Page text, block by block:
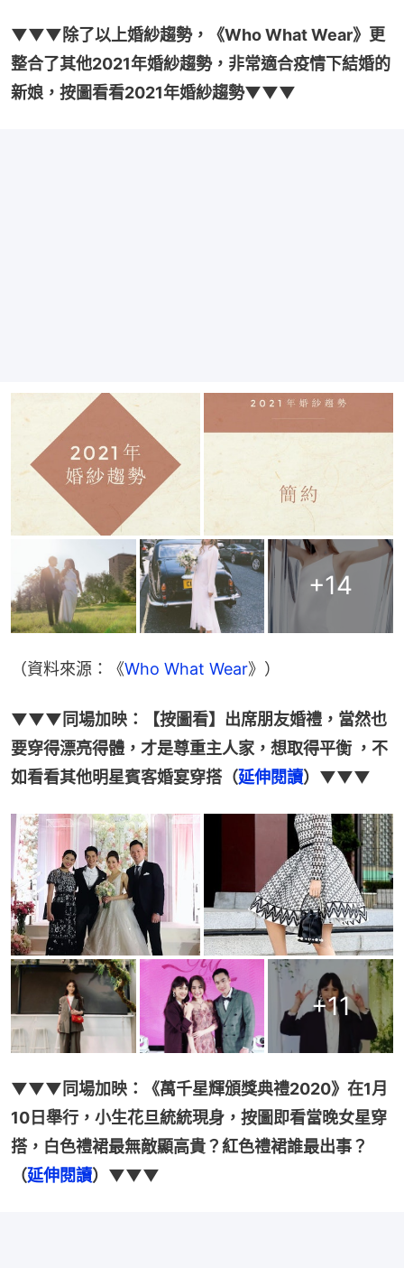
▼▼▼除了以上婚紗趨勢，《Who What Wear》更
整合了其他2021年婚紗趨勢，非常適合疫情下結婚的
新娘，按圖看看2021年婚紗趨勢▼▼▼
+14
（資料來源：《Who What Wear》）
▼▼▼同場加映：【按圖看】出席朋友婚禮，當然也
要穿得漂亮得體，才是尊重主人家，想取得平衡 ，不
如看看其他明星賓客婚宴穿搭（延伸閱讀）▼▼▼
+11
▼▼▼同場加映：《萬千星輝頒獎典禮2020》在1月
10日舉行，小生花旦統統現身，按圖即看當晚女星穿
搭，白色禮裙最無敵顯高貴？紅色禮裙誰最出事？
（延伸閱讀）▼▼▼